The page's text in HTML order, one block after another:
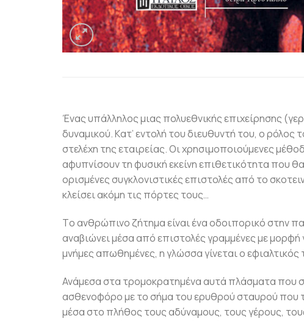
Ένας υπάλληλος μιας πολυεθνικής επιχείρησης
δυναμικού. Kατ’ εντολή του διευθυντή του, ο
στελέχη της εταιρείας. Oι χρησιμοποιούμενες
αφυπνίσουν τη φυσική εκείνη επιθετικότητα που
ορισμένες συγκλονιστικές επιστολές από το
κλείσει ακόμη τις πόρτες τους…
Tο ανθρώπινο ζήτημα είναι ένα οδοιπορικό στην
αναβιώνει μέσα από επιστολές γραμμένες με
μνήμες απωθημένες, η γλώσσα γίνεται ο
Ανάμεσα στα τρομοκρατημένα αυτά πλάσματα που
ασθενοφόρο με το σήμα του ερυθρού σταυρού που
μέσα στο πλήθος τους αδύναμους, τους γέρους,